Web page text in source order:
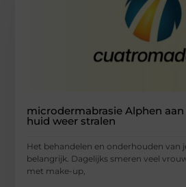
microdermabrasie Alphen
huid weer stralen
Het behandelen en onderhouden van
belangrijk. Dagelijks smeren veel
met make-up,